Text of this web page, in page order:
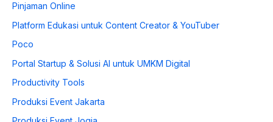
Pinjaman Online
Platform Edukasi untuk Content Creator & YouTuber
Poco
Portal Startup & Solusi AI untuk UMKM Digital
Productivity Tools
Produksi Event Jakarta